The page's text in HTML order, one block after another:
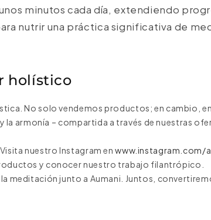
minutos cada día, extendiendo
nutrir una práctica significativa de
holístico
No solo vendemos productos; en cambio,
la armonía – compartida a través de nuestras
nuestro Instagram enwww.instagram.com/
y conocer nuestro trabajo filantrópico.
meditación junto a Aumani. Juntos,